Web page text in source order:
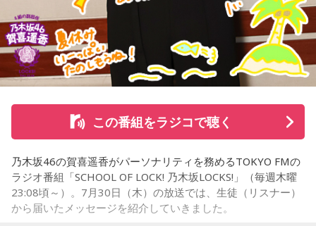
半分まで湯の花トンネルに入ったところで、急停車しまし
た。
「機銃掃射だ！」
そんな叫びと悲鳴が同時に響き渡り、ギューンブルブルブル
とすさまじい音が迫ります。アメリカ軍のP51・ムスタング
何度も容赦なく銃弾を撃ち込んできたのです。数分前まで、
日曜昼下がりの穏やかだった車内は、あちこちからうめき声
が聞こえ、人が折り重なるように倒れて、一面、血の海と化
この番組をラジコで聴く
乃木坂46の賀喜遥香がパーソナリティを務めるTOKYO FMの
ラジオ番組「SCHOOL OF LOCK! 乃木坂LOCKS!」（毎週木曜
23:08頃～）。7月30日（木）の放送では、生徒（リスナー）
から届いたメッセージを紹介していきました。